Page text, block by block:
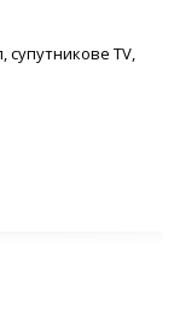
супутникове TV,